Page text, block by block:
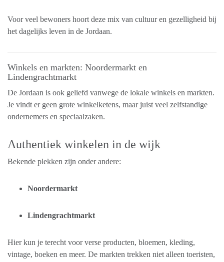
Voor veel bewoners hoort deze mix van cultuur en gezelligheid bij
het dagelijks leven in de Jordaan.
Winkels en markten: Noordermarkt en
Lindengrachtmarkt
De Jordaan is ook geliefd vanwege de lokale winkels en markten.
Je vindt er geen grote winkelketens, maar juist veel zelfstandige
ondernemers en speciaalzaken.
Authentiek winkelen in de wijk
Bekende plekken zijn onder andere:
Noordermarkt
Lindengrachtmarkt
Hier kun je terecht voor verse producten, bloemen, kleding,
vintage, boeken en meer. De markten trekken niet alleen toeristen,